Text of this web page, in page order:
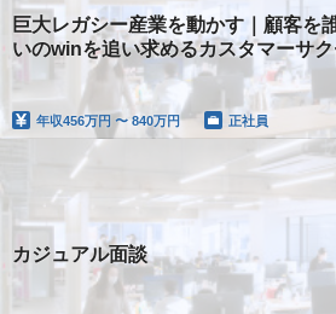
巨大レガシー産業を動かす｜顧客を
いのwinを追い求めるカスタマーサク
年収456万円 〜 840万円 正社員
カジュアル面談